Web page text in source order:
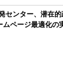
センター、潜在的
ムページ最適化の